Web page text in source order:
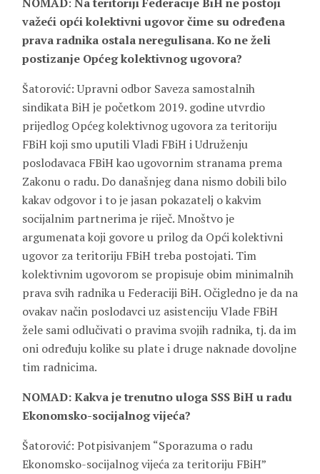
važeći opći kolektivni ugovor čime su određena
prava radnika ostala neregulisana. Ko ne želi
postizanje Općeg kolektivnog ugovora?
Šatorović: Upravni odbor Saveza samostalnih
sindikata BiH je početkom 2019. godine utvrdio
prijedlog Općeg kolektivnog ugovora za teritoriju
FBiH koji smo uputili Vladi FBiH i Udruženju
poslodavaca FBiH kao ugovornim stranama prema
Zakonu o radu. Do današnjeg dana nismo dobili bilo
kakav odgovor i to je jasan pokazatelj o kakvim
socijalnim partnerima je riječ. Mnoštvo je
argumenata koji govore u prilog da Opći kolektivni
ugovor za teritoriju FBiH treba postojati. Tim
kolektivnim ugovorom se propisuje obim minimalnih
prava svih radnika u Federaciji BiH. Očigledno je da na
ovakav način poslodavci uz asistenciju Vlade FBiH
žele sami odlučivati o pravima svojih radnika, tj. da im
oni određuju kolike su plate i druge naknade dovoljne
tim radnicima.
NOMAD: Kakva je trenutno uloga SSS BiH u radu
Ekonomsko-socijalnog vijeća?
Šatorović: Potpisivanjem “Sporazuma o radu
Ekonomsko-socijalnog vijeća za teritoriju FBiH”